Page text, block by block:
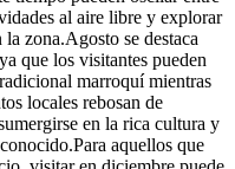
al aire libre y explorar
zona.Agosto se destaca
que los visitantes pueden
marroquí mientras
locales rebosan de
en la rica cultura y
aquellos que